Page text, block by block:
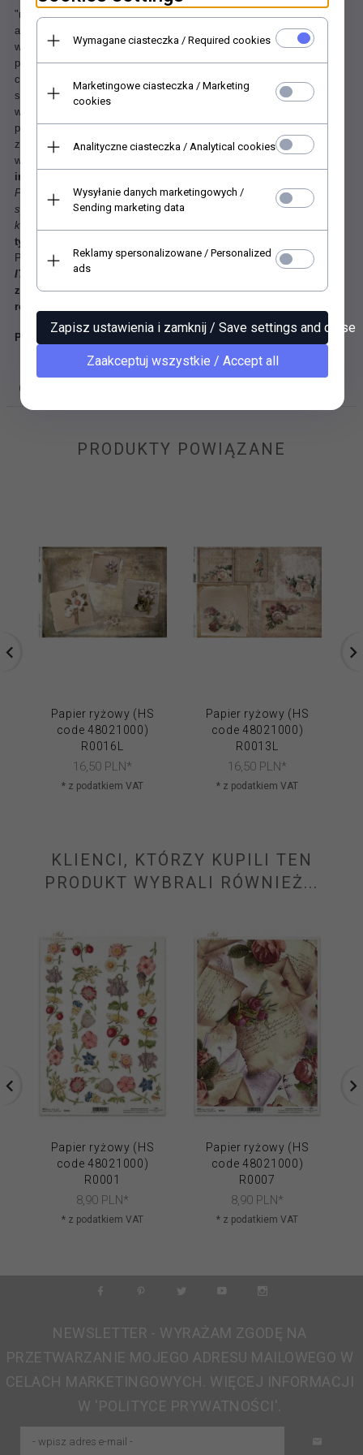
"ryżówka". Ryżowy papier do dekupażu jest idealny zarówno dla
amatorów, jak i dla profesjonalistów. Jego najważniejsze cechy to
wyjątkowa wytrzymałość, łatwość "naddawania" na obłych
przedmiotach oraz przede wszystkim wyraźnie widoczne, duże,
charakterystyczne włókna. Włókna te są bardzo dekoracyjne a całość
struktury tego papieru powoduje, że motywy z niego "wydarte" łatwo
wkomponowują się w tło dzieła sztuki dekupażowej. Praca z tym
papierem jest bez porównania łatwiejsza niż z serwetkami czy
zwykłymi papierami. Papier ryżowy nadaje się do użycia na
wszystkich powierzchniach (
inne)
Praca z tym papierem jest też mniej wymagająca i nie ma tu jakichś
specjalnych zaleceń co do techniki czy też stosowanego
kleju.
tym papierze są odporne na wodę czy kleje i nie bledną
Papier dedykowany do techniki serwetkowej (Serviettentechnik).
ITD Collection- wydawca papierów do decoupage, które
zachwycają i zadziwiają!
rozmiar 420x297 mm A3, 30 g/m
Papier ryżowy ITD R0317L
OPINIE KLIENTÓW
PRODUKTY POWIĄZANE
Papier ryżowy (HS
code 48021000)
R0016L
16,50 PLN*
* z podatkiem VAT
Papier ryżowy (HS
code 48021000)
R0013L
16,50 PLN*
* z podatkiem VAT
KLIENCI, KTÓRZY KUPILI TEN
PRODUKT WYBRALI RÓWNIEŻ...
Papier ryżowy (HS
code 48021000)
R0001
8,90 PLN*
* z podatkiem VAT
Papier ryżowy (HS
code 48021000)
R0007
8,90 PLN*
* z podatkiem VAT
NEWSLETTER - WYRAŻAM ZGODĘ NA
PRZETWARZANIE MOJEGO ADRESU MAILOWEGO W
CELACH MARKETINGOWYCH. WIĘCEJ INFORMACJI
W 'POLITYCE PRYWATNOŚCI'.
Wymagane ciasteczka / Required cookies
Marketingowe ciasteczka / Marketing
cookies
Analityczne ciasteczka / Analytical cookies
Wysyłanie danych marketingowych /
Sending marketing data
Reklamy spersonalizowane / Personalized
ads
Zapisz ustawienia i zamknij / Save settings and close
Zaakceptuj wszystkie / Accept all